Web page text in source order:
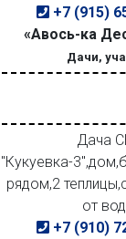
+7 (915)
«Авось-ка
Дачи,
Дача
"Кукуевка-
рядом,2
от
+7 (910)